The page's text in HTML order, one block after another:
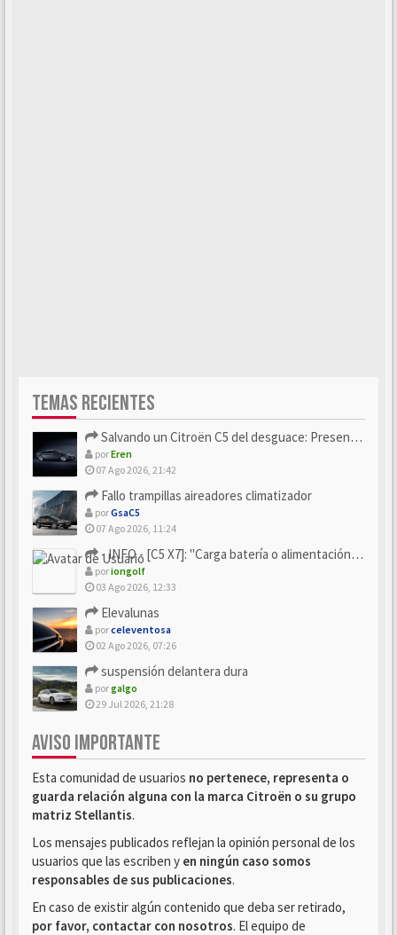
TEMAS RECIENTES
Salvando un Citroën C5 del desguace: Presentación y seguimiento
porEren
07 Ago 2026, 21:42
Fallo trampillas aireadores climatizador
porGsaC5
07 Ago 2026, 11:24
- INFO - [C5 X7]: "Carga batería o alimentación eléctri...
poriongolf
03 Ago 2026, 12:33
Elevalunas
porceleventosa
02 Ago 2026, 07:26
suspensión delantera dura
porgalgo
29 Jul 2026, 21:28
AVISO IMPORTANTE
Esta comunidad de usuarios no pertenece, representa o
guarda relación alguna con la marca Citroën o su grupo
matriz Stellantis.
Los mensajes publicados reflejan la opinión personal de los
usuarios que las escriben y en ningún caso somos
responsables de sus publicaciones.
En caso de existir algún contenido que deba ser retirado,
por favor, contactar con nosotros. El equipo de